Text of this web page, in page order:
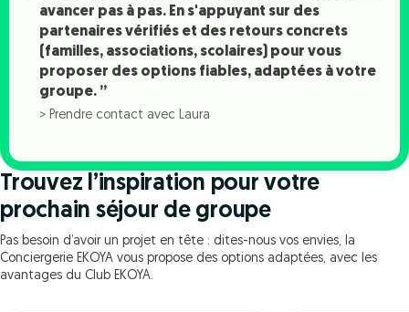
avancer pas à pas. En s'appuyant sur des
partenaires vérifiés et des retours concrets
(familles, associations, scolaires) pour vous
proposer des options fiables, adaptées à votre
groupe. ”
> Prendre contact avec Laura
Trouvez l’inspiration pour votre
prochain séjour de groupe
Pas besoin d’avoir un projet en tête : dites-nous vos envies, la
Conciergerie EKOYA vous propose des options adaptées, avec les
avantages du Club EKOYA.